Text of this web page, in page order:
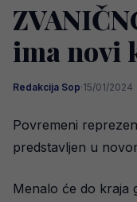
ima novi
Redakcija Sop·15/01/2024
Povremeni
predstavljen u
Menalo će do kraja